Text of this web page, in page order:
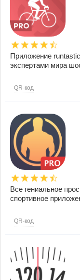
Приложение
экспертами мира
QR-код
Все гениальное
спортивное
QR-код